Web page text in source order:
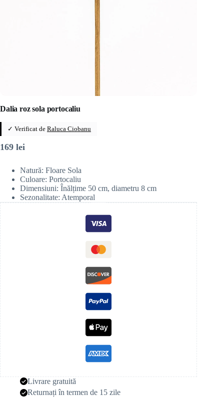
Dalia roz sola portocaliu
✓ Verificat de Raluca Ciobanu
169 lei
Natură: Floare Sola
Culoare: Portocaliu
Dimensiuni: Înălțime 50 cm, diametru 8 cm
Sezonalitate: Atemporal
Livrare gratuită
Returnați în termen de 15 zile